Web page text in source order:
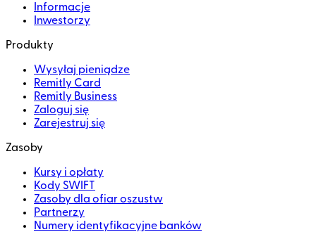
Informacje
Inwestorzy
Produkty
Wysyłaj pieniądze
Remitly Card
Remitly Business
Zaloguj się
Zarejestruj się
Zasoby
Kursy i opłaty
Kody SWIFT
Zasoby dla ofiar oszustw
Partnerzy
Numery identyfikacyjne banków